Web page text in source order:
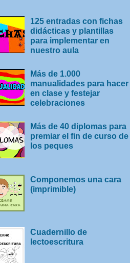
125 entradas con fichas
didácticas y plantillas
para implementar en
nuestro aula
Más de 1.000
manualidades para hacer
en clase y festejar
celebraciones
Más de 40 diplomas para
premiar el fin de curso de
los peques
Componemos una cara
(imprimible)
Cuadernillo de
lectoescritura